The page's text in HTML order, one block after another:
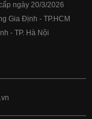
ngày 20/3/2026
Gia Định - TP.HCM
- TP. Hà Nội